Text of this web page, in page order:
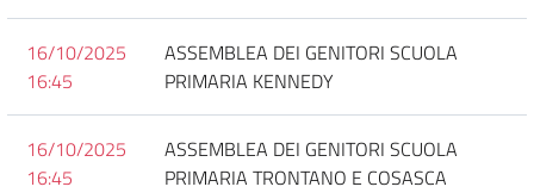
16/10/2025
16:45
ASSEMBLEA DEI GENITORI SCUOLA
PRIMARIA KENNEDY
16/10/2025
16:45
ASSEMBLEA DEI GENITORI SCUOLA
PRIMARIA TRONTANO E COSASCA